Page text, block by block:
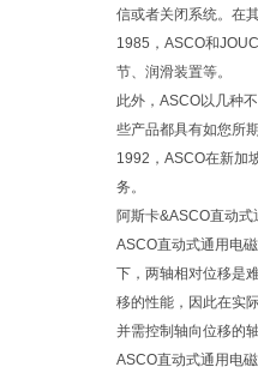
信或者关闭系统。在
1985，ASCO和
节、润滑装置等。
此外，ASCO以几种
些产品都具有如您所
1992，ASCO在新加
务。
阿斯卡&ASCO直动式
ASCO直动式通用电
下，两轴相对位移是
移的性能，因此在实
并需控制轴向位移的
ASCO直动式通用电